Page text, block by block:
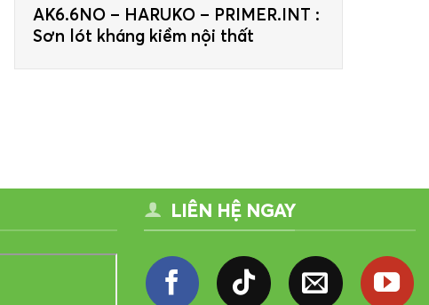
AK6.6NO – HARUKO – PRIMER.INT :
Sơn lót kháng kiềm nội thất
LIÊN HỆ NGAY